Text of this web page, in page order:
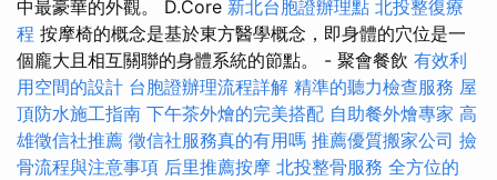
中最豪華的外觀。 D.Core 新北台胞證辦理點 北投整復療
程 按摩椅的概念是基於東方醫學概念，即身體的穴位是一
個龐大且相互關聯的身體系統的節點。 - 聚會餐飲 有效利
用空間的設計 台胞證辦理流程詳解 精準的聽力檢查服務 屋
頂防水施工指南 下午茶外燴的完美搭配 自助餐外燴專家 高
雄徵信社推薦 徵信社服務真的有用嗎 推薦優質搬家公司 撿
骨流程與注意事項 后里推薦按摩 北投整骨服務 全方位的